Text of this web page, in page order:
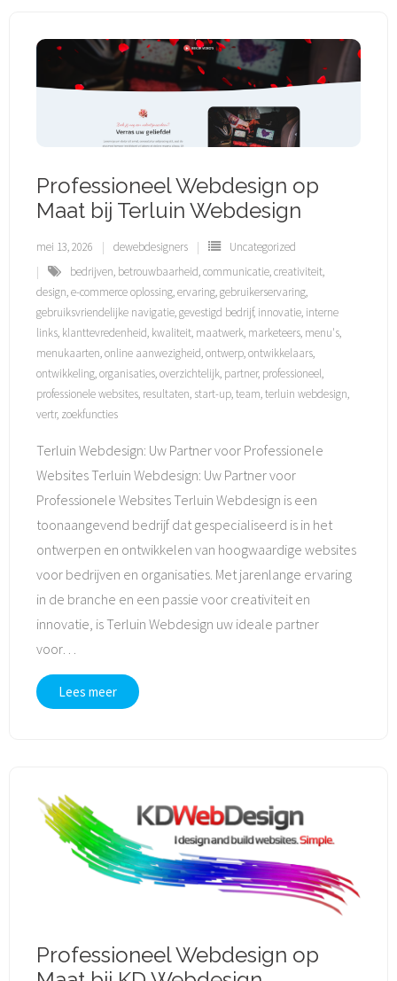
Professioneel Webdesign op
Maat bij Terluin Webdesign
mei 13, 2026 dewebdesigners
Uncategorized
bedrijven, betrouwbaarheid,communicatie,creativiteit,
design,e-commerce oplossing,ervaring,gebruikerservaring,
gebruiksvriendelijke navigatie,gevestigd bedrijf, innovatie, interne
links, klanttevredenheid, kwaliteit, maatwerk, marketeers, menu's,
menukaarten,online aanwezigheid,ontwerp,ontwikkelaars,
ontwikkeling,organisaties,overzichtelijk, partner, professioneel,
professionele websites, resultaten, start-up,team,terluin webdesign,
vertr, zoekfuncties
Terluin Webdesign: Uw Partner voor Professionele
Websites Terluin Webdesign: Uw Partner voor
Professionele Websites Terluin Webdesign is een
toonaangevend bedrijf dat gespecialiseerd is in het
ontwerpen en ontwikkelen van hoogwaardige websites
voor bedrijven en organisaties. Met jarenlange ervaring
in de branche en een passie voor creativiteit en
innovatie, is Terluin Webdesign uw ideale partner
voor…
Lees meer
Professioneel Webdesign op